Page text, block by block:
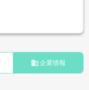
business 企業情報